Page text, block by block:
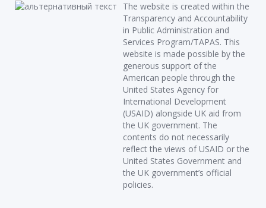
The website is created within the
Transparency and Accountability
in Public Administration and
Services Program/TAPAS. This
website is made possible by the
generous support of the
American people through the
United States Agency for
International Development
(USAID) alongside UK aid from
the UK government. The
contents do not necessarily
reflect the views of USAID or the
United States Government and
the UK government’s official
policies.